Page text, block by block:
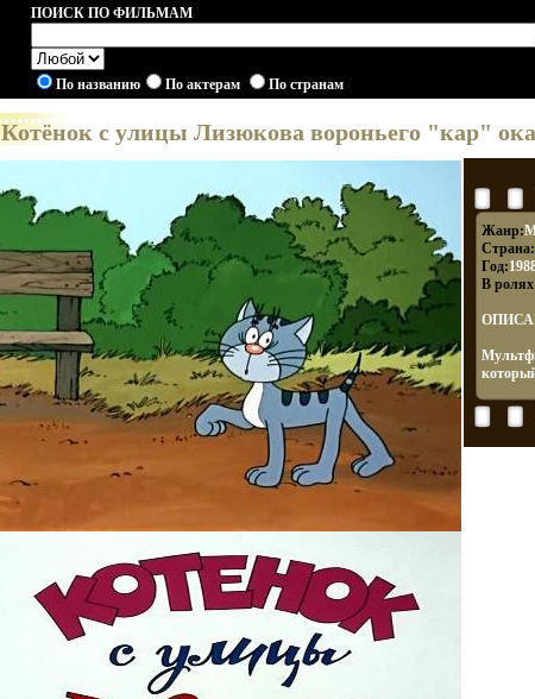
ПОИСК ПО ФИЛЬМАМ
По названию По актерам По странам
Котёнок с улицы Лизюкова вороньего "кар"
Жанр:
Страна:
Год:
В